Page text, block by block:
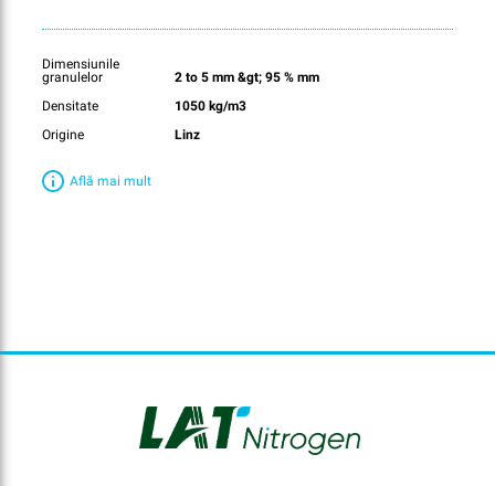
Dimensiunile
granulelor
2 to 5 mm &gt; 95 % mm
Densitate
1050 kg/m3
Origine
Linz
Află mai mult